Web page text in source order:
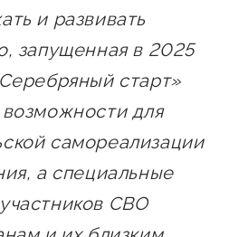
и развивать
запущенная в 2025
старт»
для
самореализации
а специальные
СВО